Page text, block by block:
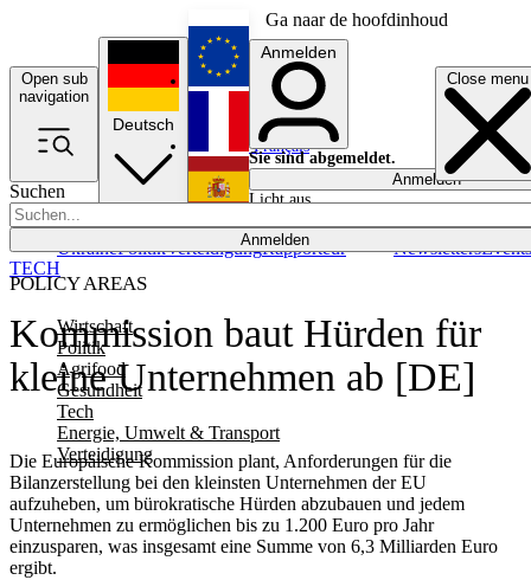
Ga naar de hoofdinhoud
Open sub
navigation
Close menu
Suchen
Anmelden
POLICY AREAS
Wirtschaft
Politik
Agrifood
Gesundheit
Tech
Energie, Umwelt & Transport
Verteidigung
UkrainePolitikVerteidigungRapporteur NewslettersEvents
Deutsch
English
Français
Anmelden
Sie sind abgemeldet.
Anmelden
Licht aus
Kommission baut Hürden für
kleine Unternehmen ab [DE]
Die Europäische Kommission plant, Anforderungen für die
Bilanzerstellung bei den kleinsten Unternehmen der EU
aufzuheben, um bürokratische Hürden abzubauen und jedem
Unternehmen zu ermöglichen bis zu 1.200 Euro pro Jahr
einzusparen, was insgesamt eine Summe von 6,3 Milliarden Euro
ergibt.
TECH